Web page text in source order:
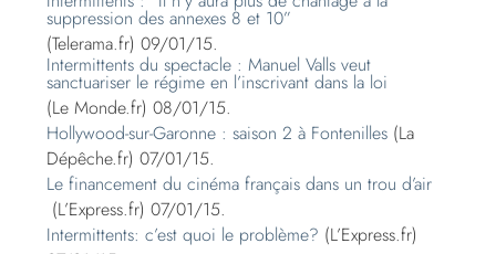
suppression des annexes 8 et 10”
(Telerama.fr) 09/01/15.
Intermittents du spectacle : Manuel Valls veut
sanctuariser le régime en l’inscrivant dans la loi
(Le Monde.fr) 08/01/15.
Hollywood-sur-Garonne : saison 2 à Fontenilles (La
Dépêche.fr) 07/01/15.
Le financement du cinéma français dans un trou d’air
(L’Express.fr) 07/01/15.
Intermittents: c’est quoi le problème? (L’Express.fr)